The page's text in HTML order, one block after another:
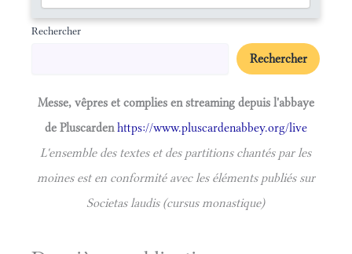
Rechercher
Rechercher
Messe, vêpres et complies en streaming depuis l'abbaye
de Pluscardenhttps://www.pluscardenabbey.org/live
L'ensemble des textes et des partitions chantés par les
moines est en conformité avec les éléments publiés sur
Societas laudis (cursus monastique)